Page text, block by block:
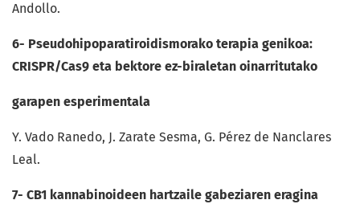
Andollo.
6- Pseudohipoparatiroidismorako terapia genikoa:
CRISPR/Cas9 eta bektore ez-biraletan oinarritutako
garapen esperimentala
Y. Vado Ranedo, J. Zarate Sesma, G. Pérez de Nanclares
Leal.
7- CB1 kannabinoideen hartzaile gabeziaren eragina